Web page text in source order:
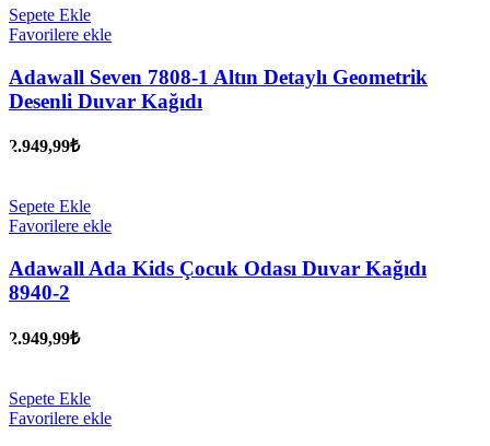
Sepete Ekle
Favorilere ekle
Adawall Seven 7808-1 Altın Detaylı Geometrik
Desenli Duvar Kağıdı
2.949,99₺
Sepete Ekle
Favorilere ekle
Adawall Ada Kids Çocuk Odası Duvar Kağıdı
8940-2
2.949,99₺
Sepete Ekle
Favorilere ekle